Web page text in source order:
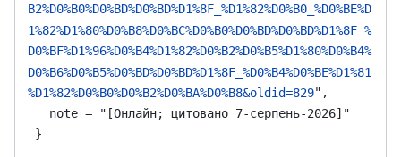
B2%D0%B0%D0%BD%D0%BD%D1%8F_%D1%82%D0%B0_%D0%BE%D
1%82%D1%80%D0%B8%D0%BC%D0%B0%D0%BD%D0%BD%D1%8F_%
D0%BF%D1%96%D0%B4%D1%82%D0%B2%D0%B5%D1%80%D0%B4%
D0%B6%D0%B5%D0%BD%D0%BD%D1%8F_%D0%B4%D0%BE%D1%81
%D1%82%D0%B0%D0%B2%D0%BA%D0%B8&oldid=829",